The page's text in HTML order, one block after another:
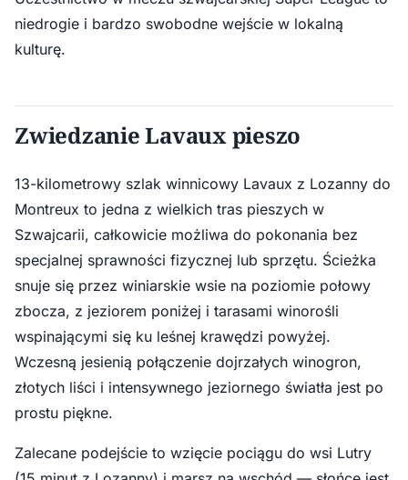
niedrogie i bardzo swobodne wejście w lokalną
kulturę.
Zwiedzanie Lavaux pieszo
13-kilometrowy szlak winnicowy Lavaux z Lozanny do
Montreux to jedna z wielkich tras pieszych w
Szwajcarii, całkowicie możliwa do pokonania bez
specjalnej sprawności fizycznej lub sprzętu. Ścieżka
snuje się przez winiarskie wsie na poziomie połowy
zbocza, z jeziorem poniżej i tarasami winorośli
wspinającymi się ku leśnej krawędzi powyżej.
Wczesną jesienią połączenie dojrzałych winogron,
złotych liści i intensywnego jeziornego światła jest po
prostu piękne.
Zalecane podejście to wzięcie pociągu do wsi Lutry